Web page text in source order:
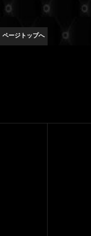
ページトップへ